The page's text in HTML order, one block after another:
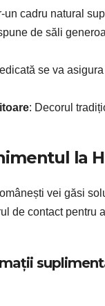
un cadru natural
de săli
se va
: Decorul
la
vei găsi
de contact